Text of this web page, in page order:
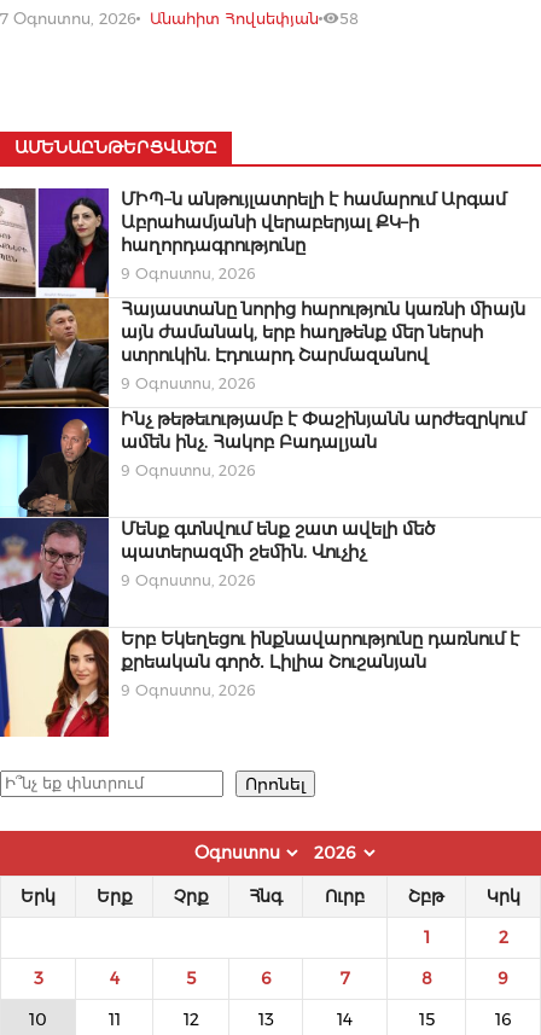
7 Օգոստոս, 2026 Անահիտ Հովսեփյան 58
ԱՄԵՆԱԸՆԹԵՐՑՎԱԾԸ
ՄԻՊ–ն անթույլատրելի է համարում Արգամ
Աբրահամյանի վերաբերյալ ՔԿ–ի
հաղորդագրությունը
9 Օգոստոս, 2026
Հայաստանը նորից հարություն կառնի միայն
այն ժամանակ, երբ հաղթենք մեր ներսի
ստրուկին. Էդուարդ Շարմազանով
9 Օգոստոս, 2026
Ինչ թեթեւությամբ է Փաշինյանն արժեզրկում
ամեն ինչ. Հակոբ Բադալյան
9 Օգոստոս, 2026
Մենք գտնվում ենք շատ ավելի մեծ
պատերազմի շեմին. Վուչիչ
9 Օգոստոս, 2026
Երբ Եկեղեցու ինքնավարությունը դառնում է
քրեական գործ․ Լիլիա Շուշանյան
9 Օգոստոս, 2026
Որոնել Որոնել
Երկ Երք Չրք Հնգ Ուրբ Շբթ Կրկ
1 2
3 4 5 6 7 8 9
10 11 12 13 14 15 16